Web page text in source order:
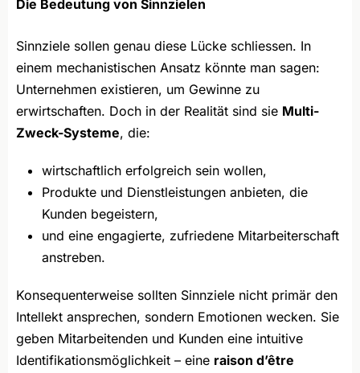
Die Bedeutung von Sinnzielen
Sinnziele sollen genau diese Lücke schliessen. In
einem mechanistischen Ansatz könnte man sagen:
Unternehmen existieren, um Gewinne zu
erwirtschaften. Doch in der Realität sind sie Multi-
Zweck-Systeme, die:
wirtschaftlich erfolgreich sein wollen,
Produkte und Dienstleistungen anbieten, die
Kunden begeistern,
und eine engagierte, zufriedene Mitarbeiterschaft
anstreben.
Konsequenterweise sollten Sinnziele nicht primär den
Intellekt ansprechen, sondern Emotionen wecken. Sie
geben Mitarbeitenden und Kunden eine intuitive
Identifikationsmöglichkeit – eine raison d’être